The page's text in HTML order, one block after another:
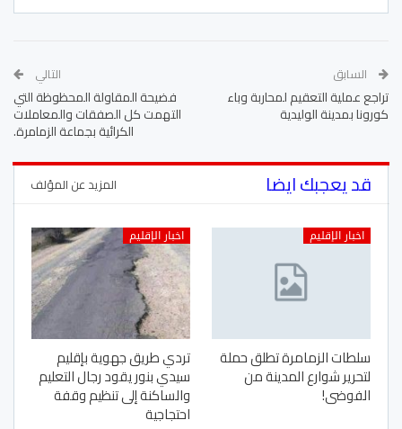
السابق
تراجع عملية التعقيم لمحاربة وباء
كورونا بمدينة الوليدية
التالي
فضيحة المقاولة المحظوظة التي
التهمت كل الصفقات والمعاملات
الكرائية بجماعة الزمامرة.
قد يعجبك ايضا المزيد عن المؤلف
اخبار الإقليم
سلطات الزمامرة تطلق حملة
لتحرير شوارع المدينة من
الفوضى!
اخبار الإقليم
تردي طريق جهوية بإقليم
سيدي بنور يقود رجال التعليم
والساكنة إلى تنظيم وقفة
احتجاجية